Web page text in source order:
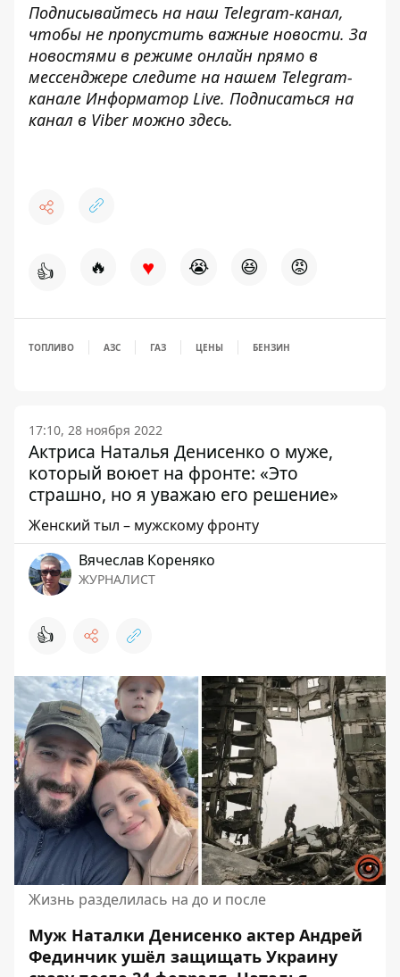
Подписывайтесь на наш Telegram-канал,
чтобы не пропустить важные новости. За
новостями в режиме онлайн прямо в
мессенджере следите на нашем Telegram-
канале Информатор Live. Подписаться на
канал в Viber можно здесь.
👍 🔥 ♥ 😭 😆 😡
ТОПЛИВО АЗС ГАЗ ЦЕНЫ БЕНЗИН
17:10, 28 ноября 2022
Актриса Наталья Денисенко о муже,
который воюет на фронте: «Это
страшно, но я уважаю его решение»
Женский тыл – мужскому фронту
Вячеслав Кореняко
ЖУРНАЛИСТ
👍
Жизнь разделилась на до и после
Муж Наталки Денисенко актер Андрей
Фединчик ушёл защищать Украину